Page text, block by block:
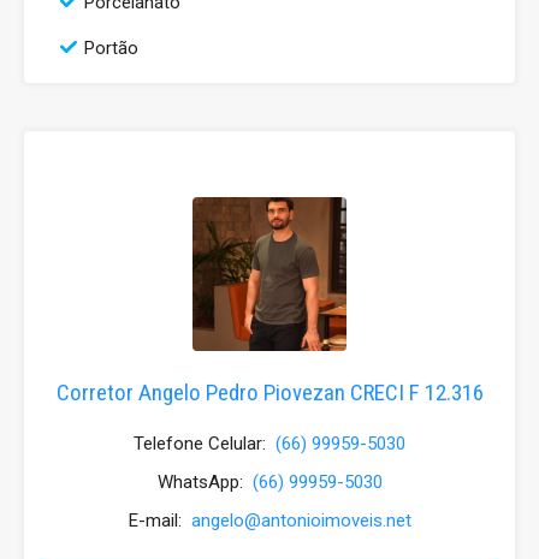
Portão
Corretor Angelo Pedro Piovezan CRECI F 12.316
Telefone Celular: (66) 99959-5030
WhatsApp: (66) 99959-5030
E-mail: angelo@antonioimoveis.net